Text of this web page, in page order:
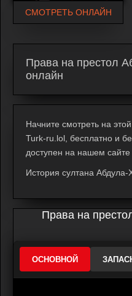
СМОТРЕТЬ ОНЛАЙН
Права на престол
онлайн
Начните смотреть на
Turk-ru.lol, бесплатно и
доступен на нашем сайте
История султана
Права на
ОСНОВНОЙ